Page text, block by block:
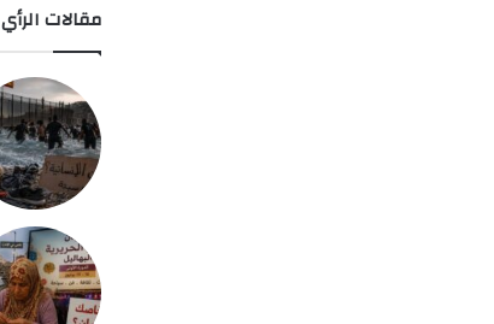
مقالات الرأي